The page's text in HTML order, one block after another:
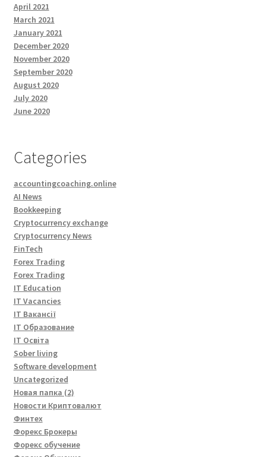
April 2021
March 2021
January 2021
December 2020
November 2020
September 2020
August 2020
July 2020
June 2020
Categories
accountingcoaching.online
AI News
Bookkeeping
Cryptocurrency exchange
Cryptocurrency News
FinTech
Forex Trading
Forex Trading
IT Education
IT Vacancies
IT Вакансії
IT Образование
IT Освіта
Sober living
Software development
Uncategorized
Новая папка (2)
Новости Криптовалют
Финтех
Форекс Брокеры
Форекс обучение